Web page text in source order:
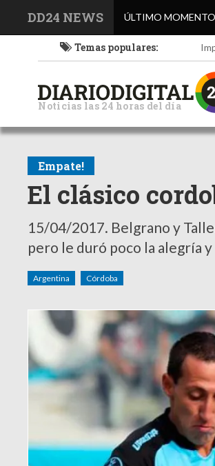
DD24 NEWS ÚLTIMO MOMENTO
Temas populares:
Noticias las 24 horas del día
Empate!
El clásico
15/04/2017. Belgrano y
pero le duró poco la alegría
Argentina Córdoba